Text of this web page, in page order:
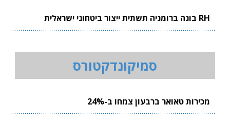
RH בונה ברומניה תשתית ייצור ביטחוני ישראלית
סמיקונדקטורס
מכירות טאואר ברבעון צמחו ב-24%